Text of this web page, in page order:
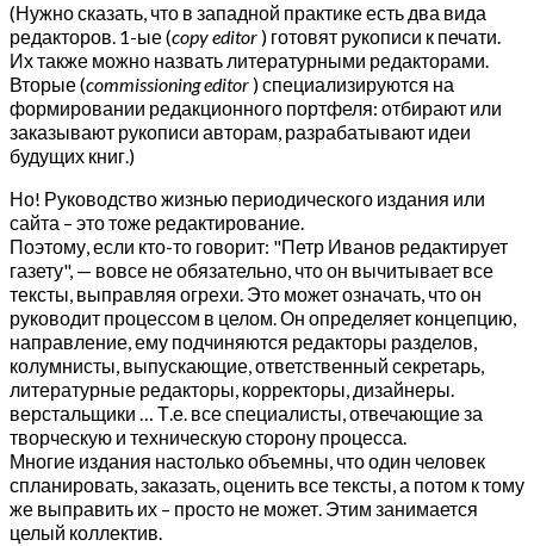
(Нужно сказать, что в западной практике есть два вида
редакторов. 1-ые (copy editor ) готовят рукописи к печати.
Их также можно назвать литературными редакторами.
Вторые (commissioning editor ) специализируются на
формировании редакционного портфеля: отбирают или
заказывают рукописи авторам, разрабатывают идеи
будущих книг.)
Но! Руководство жизнью периодического издания или
сайта – это тоже редактирование.
Поэтому, если кто-то говорит: "Петр Иванов редактирует
газету", — вовсе не обязательно, что он вычитывает все
тексты, выправляя огрехи. Это может означать, что он
руководит процессом в целом. Он определяет концепцию,
направление, ему подчиняются редакторы разделов,
колумнисты, выпускающие, ответственный секретарь,
литературные редакторы, корректоры, дизайнеры.
верстальщики … Т.е. все специалисты, отвечающие за
творческую и техническую сторону процесса.
Многие издания настолько объемны, что один человек
спланировать, заказать, оценить все тексты, а потом к тому
же выправить их – просто не может. Этим занимается
целый коллектив.